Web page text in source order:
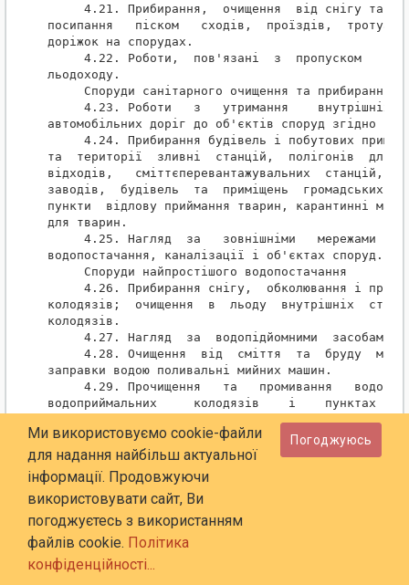
4.21. Прибирання,  очищення  від снігу та
посипання   піском   сходів,  проїздів,
доріжок на спорудах.
4.22. Роботи,  пов'язані  з  пропуском
льодоходу.
Споруди санітарного очищення та прибирання
4.23. Роботи   з   утримання    внутрішніх
автомобільних доріг до об'єктів споруд згідно з
4.24. Прибирання будівель і побутових
та  території  зливні  станцій,  полігонів  для
відходів,   сміттєперевантажувальних  станцій,
заводів,  будівель  та  приміщень  громадських
пункти  відлову приймання тварин, карантинні
для тварин.
4.25. Нагляд  за   зовнішніми   мережами
водопостачання, каналізації і об'єктах споруд.
     Споруди найпростішого водопостачання
4.26. Прибирання снігу,  обколювання і
колодязів;  очищення  в  льоду  внутрішніх
колодязів.
4.27. Нагляд  за  водопідйомними  засобами
4.28. Очищення  від  сміття  та  бруду
заправки водою поливальні мийних машин.
4.29. Прочищення   та   промивання
водоприймальних     колодязів    і    пунктах
     Пляжі та переправи
4.30. Систематичне прибирання території
4.31. Протирання та миття лав,  гардеробів,
елементів обладнання пляжів, а також спортивного
4.32. Прибирання та миття проїздів,
доріжок  на  території пляжів, а також пристаней,
і плавучих засобів.
4.33. Роботи,  пов'язані  з обслуговуванням
видів переправи.
Ми використовуємо cookie-файли
для надання найбільш актуальної
інформації. Продовжуючи
використовувати сайт, Ви
погоджуєтесь з використанням
файлів cookie. Політика
конфіденційності...
Погоджуюсь